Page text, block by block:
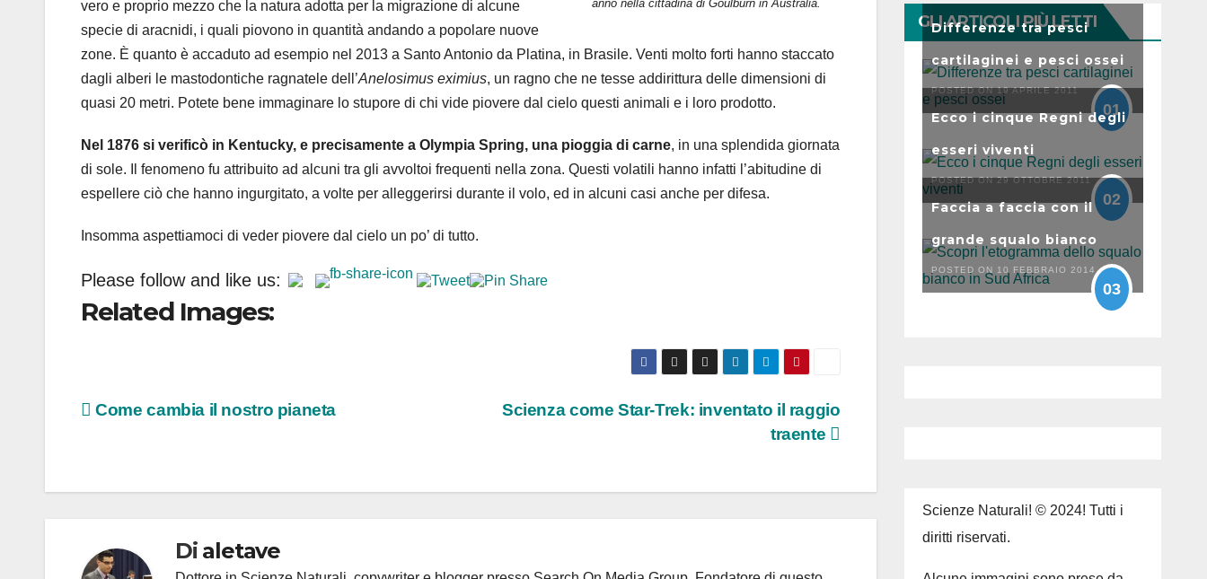
anno nella cittadina di Goulburn in Australia.
vero e proprio mezzo che la natura adotta per la migrazione di alcune
specie di aracnidi, i quali piovono in quantità andando a popolare nuove
zone. È quanto è accaduto ad esempio nel 2013 a Santo Antonio da Platina, in Brasile. Venti molto forti hanno staccato
dagli alberi le mastodontiche ragnatele dell’Anelosimus eximius, un ragno che ne tesse addirittura delle dimensioni di
quasi 20 metri. Potete bene immaginare lo stupore di chi vide piovere dal cielo questi animali e i loro prodotto.
Nel 1876 si verificò in Kentucky, e precisamente a Olympia Spring, una pioggia di carne, in una splendida giornata
di sole. Il fenomeno fu attribuito ad alcuni tra gli avvoltoi frequenti nella zona. Questi volatili hanno infatti l’abitudine di
espellere ciò che hanno ingurgitato, a volte per alleggerirsi durante il volo, ed in alcuni casi anche per difesa.
Insomma aspettiamoci di veder piovere dal cielo un po’ di tutto.
Please follow and like us:
Related Images:
Navigazione
Scienza come Star-Trek: inventato il raggio
traente
Come cambia il nostro pianeta
Di aletave
GLI ARTICOLI PIÙ LETTI
Differenze tra pesci
cartilaginei e pesci ossei
POSTED ON 19 APRILE 2011
01
Ecco i cinque Regni degli
esseri viventi
POSTED ON 29 OTTOBRE 2011
02
Faccia a faccia con il
grande squalo bianco
POSTED ON 10 FEBBRAIO 2014
03
Scienze Naturali! © 2024! Tutti i
diritti riservati.